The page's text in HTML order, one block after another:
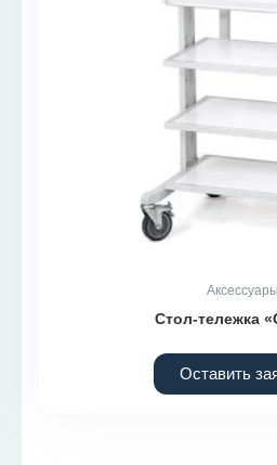
Аксессуары
Стол-тележка
Оставить